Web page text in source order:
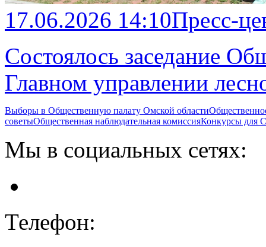
17.06.2026 14:10Пресс-
Состоялось заседание
Главном управлении
Выборы в Общественную палату Омской области
советыОбщественная наблюдательная комиссияКонкурсы
Мы в социальных сетях:
Телефон: